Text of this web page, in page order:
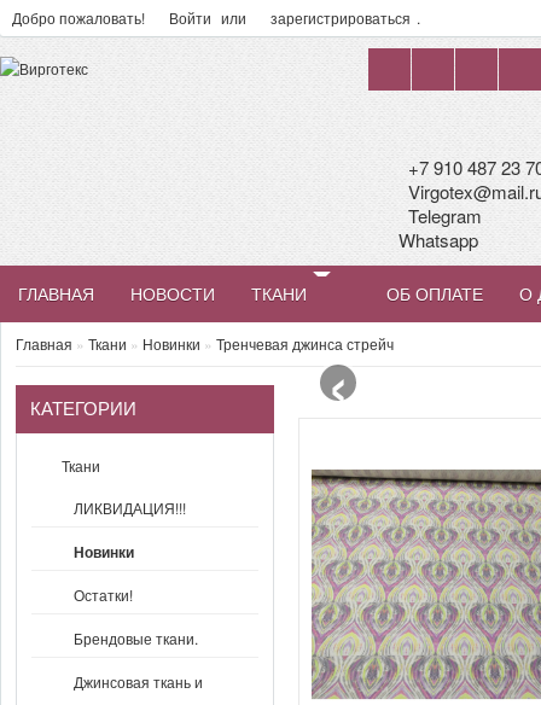
Добро пожаловать! Войти или зарегистрироваться .
+7 910 487 23
Telegram
Whatsapp
ГЛАВНАЯ НОВОСТИ ТКАНИ ОБ ОПЛАТЕ О
Главная » Ткани » Новинки » Тренчевая джинса стрейч
КАТЕГОРИИ
Ткани
ЛИКВИДАЦИЯ!!!
Новинки
Остатки!
Брендовые ткани.
Джинсовая ткань и
‹